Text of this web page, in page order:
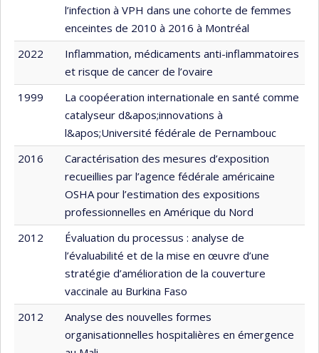
l’infection à VPH dans une cohorte de femmes
enceintes de 2010 à 2016 à Montréal
2022
Inflammation, médicaments anti-inflammatoires
et risque de cancer de l’ovaire
1999
La coopéeration internationale en santé comme
catalyseur d&apos;innovations à
l&apos;Université fédérale de Pernambouc
2016
Caractérisation des mesures d’exposition
recueillies par l’agence fédérale américaine
OSHA pour l’estimation des expositions
professionnelles en Amérique du Nord
2012
Évaluation du processus : analyse de
l’évaluabilité et de la mise en œuvre d’une
stratégie d’amélioration de la couverture
vaccinale au Burkina Faso
2012
Analyse des nouvelles formes
organisationnelles hospitalières en émergence